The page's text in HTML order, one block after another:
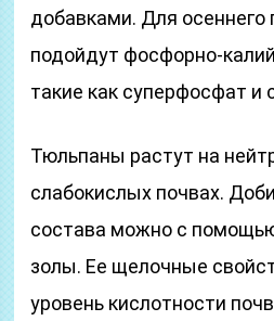
добавками. Для осеннего
подойдут фосфорно-
такие как суперфосфат и
Тюльпаны растут на
слабокислых почвах.
состава можно с
золы. Ее щелочные
уровень кислотности